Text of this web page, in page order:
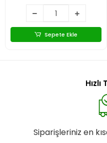
Sepete Ekle
Siparişleriniz en